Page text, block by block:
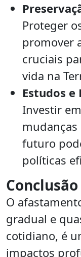
Proteger
promover
cruciais
vida na
Estudos e
Investir
futuro
políticas
Conclusão
O
gradual e
cotidiano, é
impactos